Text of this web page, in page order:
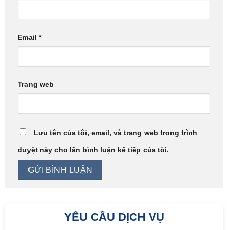
Email *
Trang web
Lưu tên của tôi, email, và trang web trong trình
duyệt này cho lần bình luận kế tiếp của tôi.
YÊU CẦU DỊCH VỤ